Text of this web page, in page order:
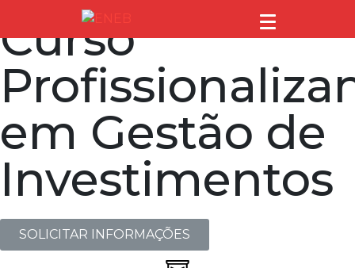
Curso
em Gestão de
Investimentos
SOLICITAR INFORMAÇÕES